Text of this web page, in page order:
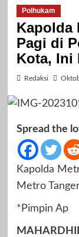
Polhukam
Kapolda
Pagi di
Kota, Ini
Redaksi
Spread the
Kapolda
Metro
*Pimpin Ap